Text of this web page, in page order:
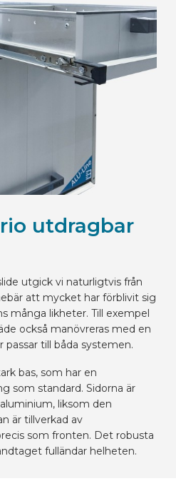
utdragbar
utgick vi naturligtvis från
att mycket har förblivit sig
många likheter. Till exempel
också manövreras med en
till båda systemen.
bas, som har en
som standard. Sidorna är
liksom den
är tillverkad av
som fronten. Det robusta
fulländar helheten.